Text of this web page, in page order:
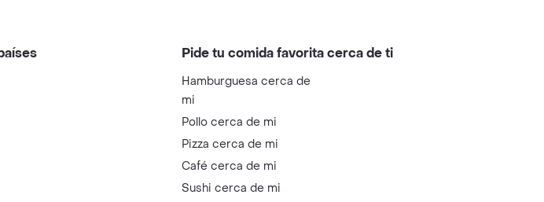
Pide tu comida favorita cerca de ti
Hamburguesa cerca de
mi
Pollo cerca de mi
Pizza cerca de mi
Café cerca de mi
Sushi cerca de mi